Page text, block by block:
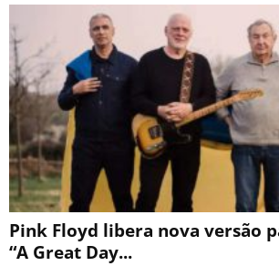
Pink Floyd libera nova versão
“A Great Day...